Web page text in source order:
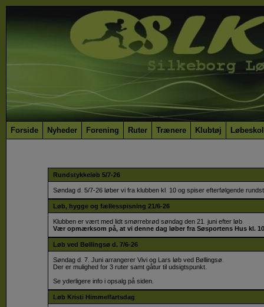
Forside Nyheder Forening Ruter Trænere Klubtøj
Rundstykkeløb 5/7-26
Søndag d. 5/7-26 løber vi fra klubben kl. 10 og spiser efterfølgende
Løb, hygge og fællesspisning 21/6-26
Klubben er vært med lidt smørrebrød søndag den 21. juni efter løb.
Vær opmærksom på, at vi denne dag løber fra Søsportens Hus kl.
Løb ved Bøllingsø d. 7/6-26
Søndag d. 7. Juni arrangerer Vivi og Lars løb ved Bøllingsø.
Der er mulighed for 3 ruter samt gåtur til udsigtspunkt.
Se yderligere info i opsalg på siden.
Løb Kristi Himmelfartsdag